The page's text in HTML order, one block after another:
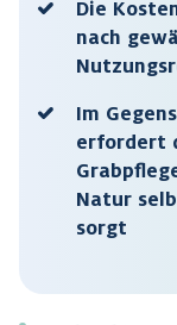
Die
nach
Im
erfordert
Natur
sorgt